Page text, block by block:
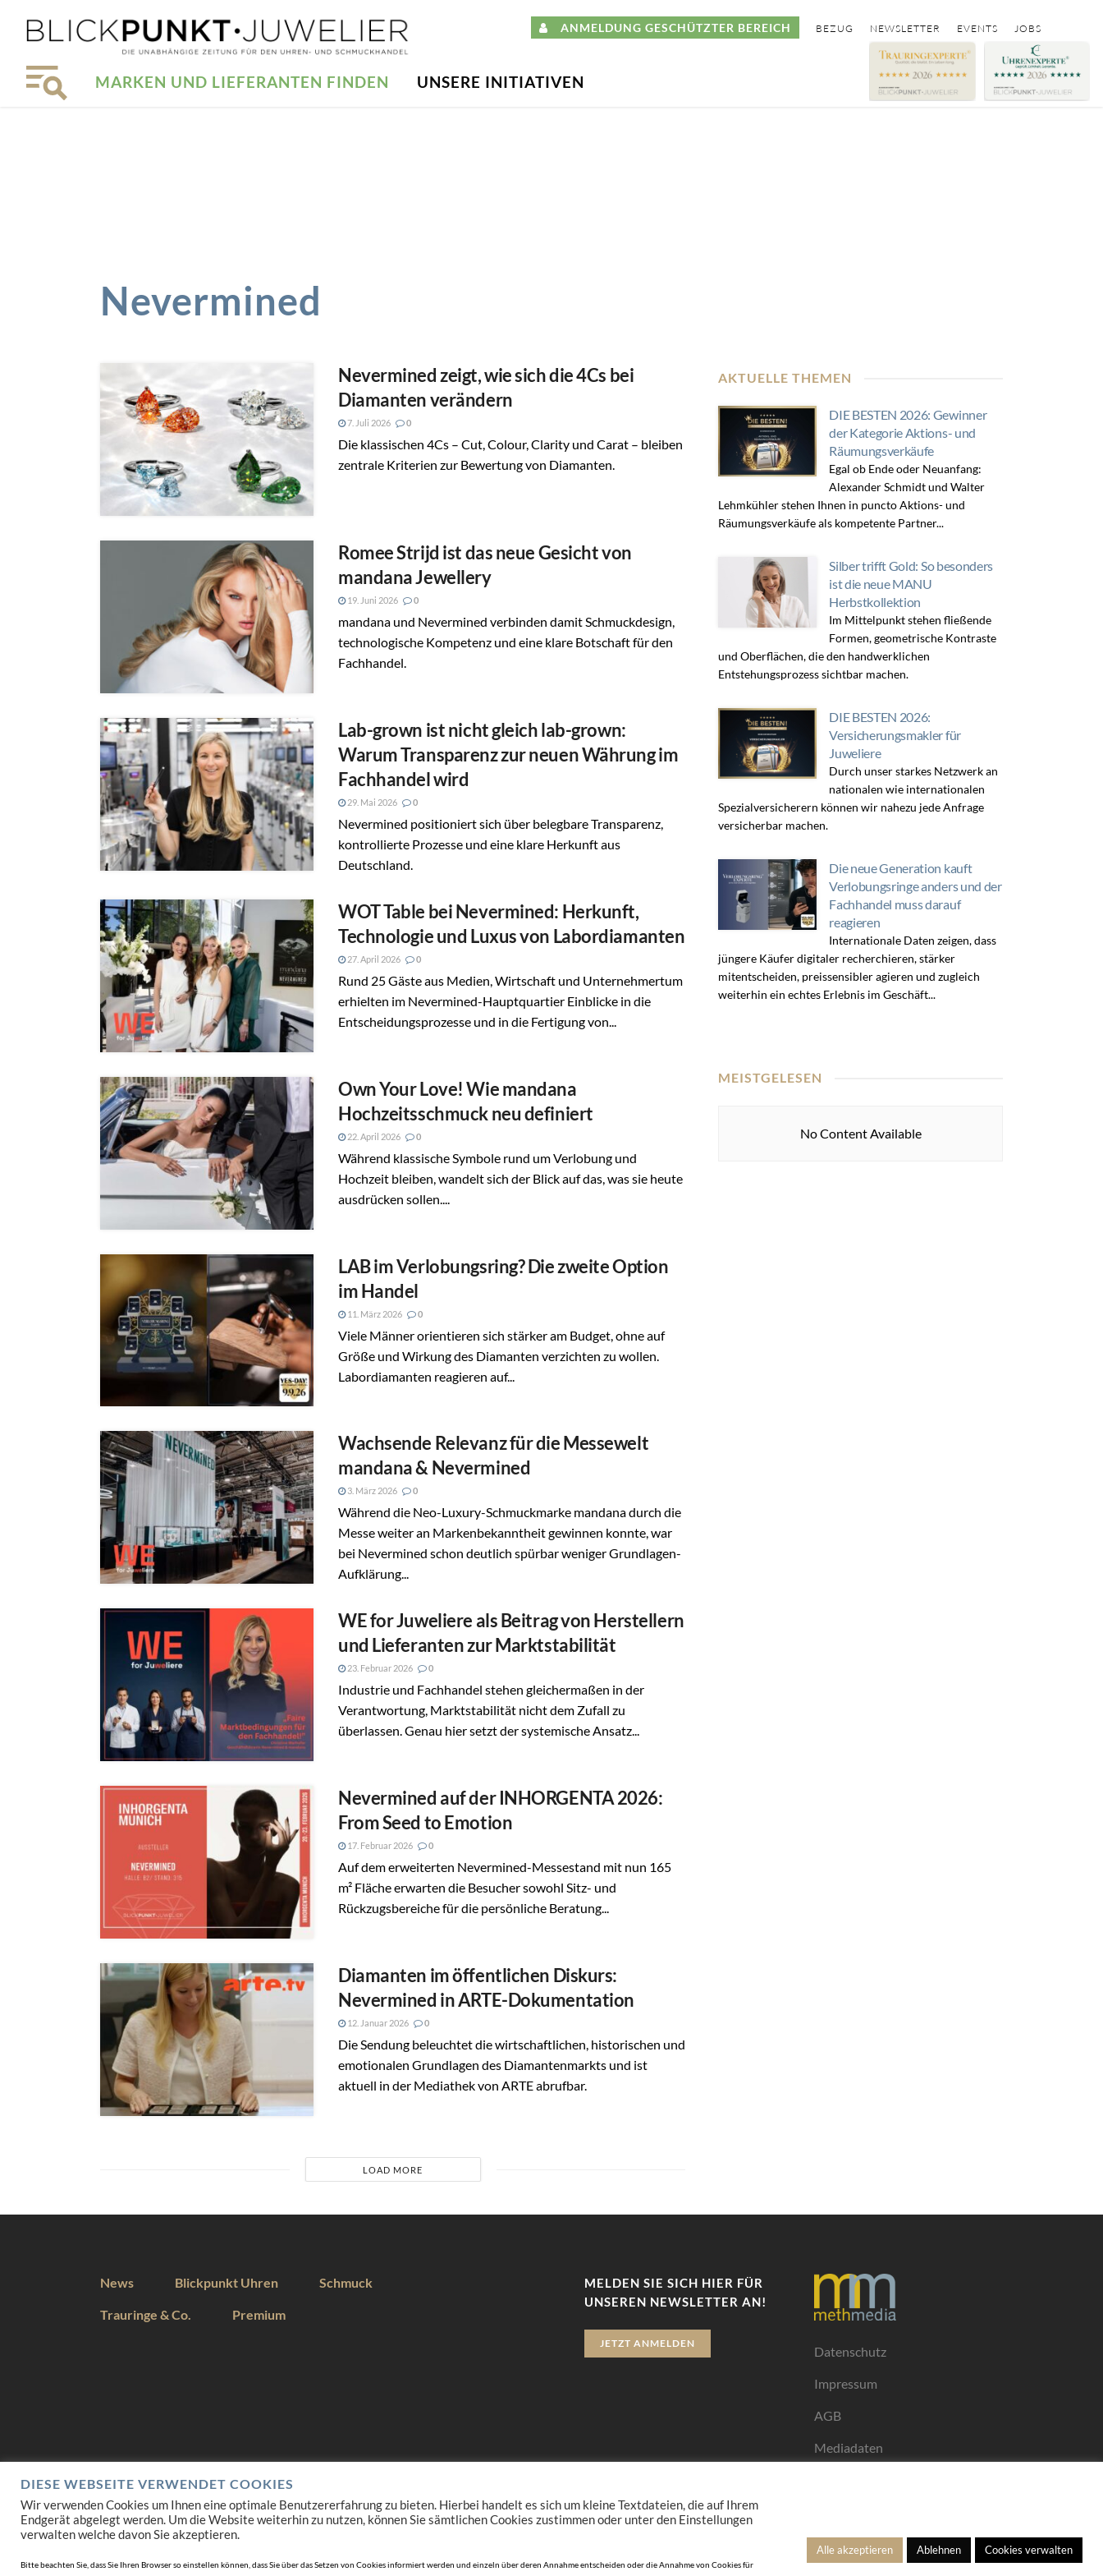
ANMELDUNG GESCHÜTZTER BEREICH BEZUG NEWSLETTER EVENTS JOBS
MARKEN UND LIEFERANTEN FINDEN UNSERE INITIATIVEN
Nevermined
Nevermined zeigt, wie sich die 4Cs bei
Diamanten verändern
7. Juli 2026 0
Die klassischen 4Cs – Cut, Colour, Clarity und Carat – bleiben
zentrale Kriterien zur Bewertung von Diamanten.
Romee Strijd ist das neue Gesicht von
mandana Jewellery
19. Juni 2026 0
mandana und Nevermined verbinden damit Schmuckdesign,
technologische Kompetenz und eine klare Botschaft für den
Fachhandel.
Lab-grown ist nicht gleich lab-grown:
Warum Transparenz zur neuen Währung im
Fachhandel wird
29. Mai 2026 0
Nevermined positioniert sich über belegbare Transparenz,
kontrollierte Prozesse und eine klare Herkunft aus
Deutschland.
WOT Table bei Nevermined: Herkunft,
Technologie und Luxus von Labordiamanten
27. April 2026 0
Rund 25 Gäste aus Medien, Wirtschaft und Unternehmertum
erhielten im Nevermined-Hauptquartier Einblicke in die
Entscheidungsprozesse und in die Fertigung von...
Own Your Love! Wie mandana
Hochzeitsschmuck neu definiert
22. April 2026 0
Während klassische Symbole rund um Verlobung und
Hochzeit bleiben, wandelt sich der Blick auf das, was sie heute
ausdrücken sollen....
LAB im Verlobungsring? Die zweite Option
im Handel
11. März 2026 0
Viele Männer orientieren sich stärker am Budget, ohne auf
Größe und Wirkung des Diamanten verzichten zu wollen.
Labordiamanten reagieren auf...
Wachsende Relevanz für die Messewelt
mandana & Nevermined
3. März 2026 0
Während die Neo-Luxury-Schmuckmarke mandana durch die
Messe weiter an Markenbekanntheit gewinnen konnte, war
bei Nevermined schon deutlich spürbar weniger Grundlagen-
Aufklärung...
WE for Juweliere als Beitrag von Herstellern
und Lieferanten zur Marktstabilität
23. Februar 2026 0
Industrie und Fachhandel stehen gleichermaßen in der
Verantwortung, Marktstabilität nicht dem Zufall zu
überlassen. Genau hier setzt der systemische Ansatz...
Nevermined auf der INHORGENTA 2026:
From Seed to Emotion
17. Februar 2026 0
Auf dem erweiterten Nevermined-Messestand mit nun 165
m² Fläche erwarten die Besucher sowohl Sitz- und
Rückzugsbereiche für die persönliche Beratung...
Diamanten im öffentlichen Diskurs:
Nevermined in ARTE-Dokumentation
12. Januar 2026 0
Die Sendung beleuchtet die wirtschaftlichen, historischen und
emotionalen Grundlagen des Diamantenmarkts und ist
aktuell in der Mediathek von ARTE abrufbar.
LOAD MORE
AKTUELLE THEMEN
DIE BESTEN 2026: Gewinner
der Kategorie Aktions- und
Räumungsverkäufe
Egal ob Ende oder Neuanfang:
Alexander Schmidt und Walter
Lehmkühler stehen Ihnen in puncto Aktions- und
Räumungsverkäufe als kompetente Partner...
Silber trifft Gold: So besonders
ist die neue MANU
Herbstkollektion
Im Mittelpunkt stehen fließende
Formen, geometrische Kontraste
und Oberflächen, die den handwerklichen
Entstehungsprozess sichtbar machen.
DIE BESTEN 2026:
Versicherungsmakler für
Juweliere
Durch unser starkes Netzwerk an
nationalen wie internationalen
Spezialversicherern können wir nahezu jede Anfrage
versicherbar machen.
Die neue Generation kauft
Verlobungsringe anders und der
Fachhandel muss darauf
reagieren
Internationale Daten zeigen, dass
jüngere Käufer digitaler recherchieren, stärker
mitentscheiden, preissensibler agieren und zugleich
weiterhin ein echtes Erlebnis im Geschäft...
MEISTGELESEN
No Content Available
News Blickpunkt Uhren Schmuck
Trauringe & Co. Premium
MELDEN SIE SICH HIER FÜR
UNSEREN NEWSLETTER AN!
JETZT ANMELDEN
Datenschutz
Impressum
AGB
Mediadaten
DIESE WEBSEITE VERWENDET COOKIES
Wir verwenden Cookies um Ihnen eine optimale Benutzererfahrung zu bieten. Hierbei handelt es sich um kleine Textdateien, die auf Ihrem
Endgerät abgelegt werden. Um die Website weiterhin zu nutzen, können Sie sämtlichen Cookies zustimmen oder unter den Einstellungen
verwalten welche davon Sie akzeptieren.
Bitte beachten Sie, dass Sie Ihren Browser so einstellen können, dass Sie über das Setzen von Cookies informiert werden und einzeln über deren Annahme entscheiden oder die Annahme von Cookies für
Alle akzeptieren Ablehnen Cookies verwalten